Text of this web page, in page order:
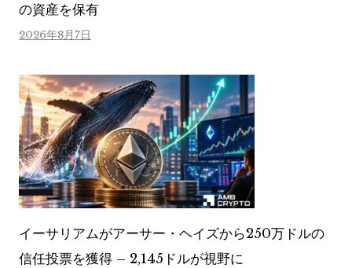
の資産を保有
2026年8月7日
イーサリアムがアーサー・ヘイズから250万ドルの
信任投票を獲得 – 2,145ドルが視野に